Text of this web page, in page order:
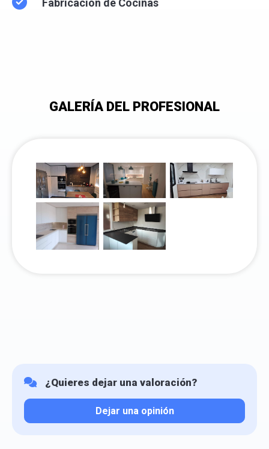
Fabricación de Cocinas
GALERÍA DEL PROFESIONAL
¿Quieres dejar una valoración?
Dejar una opinión